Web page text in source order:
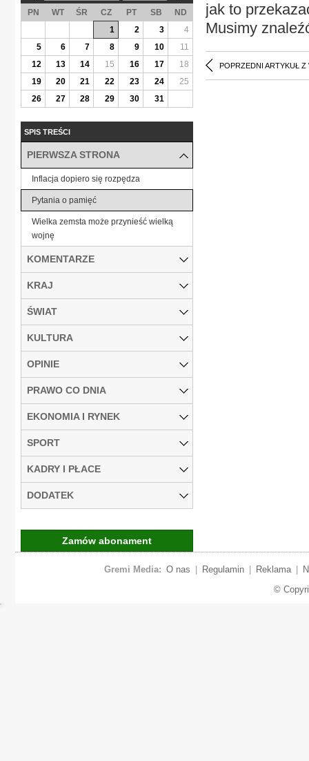
jak to
Musimy
POPRZEDNI ARTYKUŁ Z
PN WT ŚR CZ PT SB
ND
1
2 3
4
5
6 7 8 9 10
11
12
13 14 15 16 17
18
19
20 21 22 23 24
25
26
27 28 29 30 31
SPIS TREŚCI
PIERWSZA STRONA
Inflacja dopiero się rozpędza
Pytania o pamięć
Wielka zemsta może przynieść wielką
wojnę
KOMENTARZE
KRAJ
ŚWIAT
KULTURA
OPINIE
PRAWO CO DNIA
EKONOMIA I RYNEK
SPORT
KADRY I PŁACE
DODATEK
Zamów abonament
Gremi Media: O nas Regulamin Reklama
©